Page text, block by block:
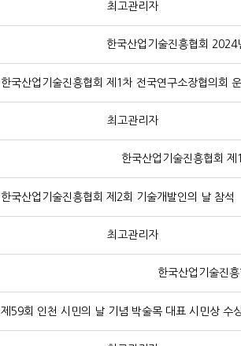
최고관리자
한국산업기술진흥협회
한국산업기술진흥협회 제1차 전국연구소장협의회
최고관리자
한국산업기술진흥협회
한국산업기술진흥협회 제2회 기술개발인의 날 참석
최고관리자
한국산업기술진
제59회 인천 시민의 날 기념 박술목 대표 시민상 수